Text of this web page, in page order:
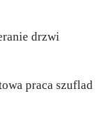
drzwi
praca szuflad